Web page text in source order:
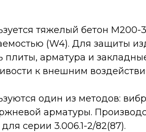
тяжелый бетон М200-
(W4). Для защиты
плиты, арматура и
к внешним
один из методов:
арматуры.
серии 3.006.1-2/82(87).